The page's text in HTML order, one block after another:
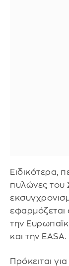
Ειδικότερα,
πυλώνες του
εφαρμόζεται
την
και την EASA.
Πρόκειται